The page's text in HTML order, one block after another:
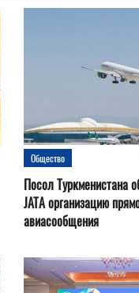
Общество
Посол Туркменистана
JATA организацию
авиасообщения